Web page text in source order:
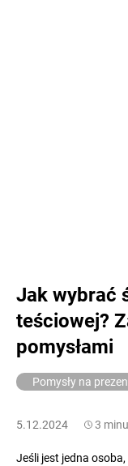
Jak wybrać
teściowej?
pomysłami
Pomysły na
5.12.2024 3
Jeśli jest jedna